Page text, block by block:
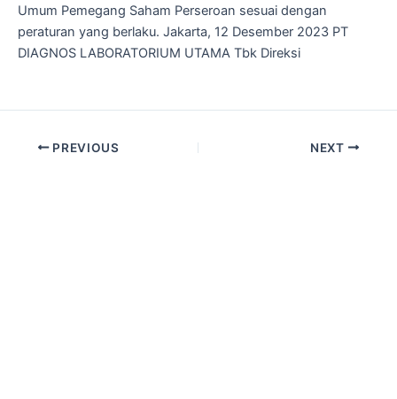
Umum Pemegang Saham Perseroan sesuai dengan
peraturan yang berlaku. Jakarta, 12 Desember 2023 PT
DIAGNOS LABORATORIUM UTAMA Tbk Direksi
PREVIOUS NEXT